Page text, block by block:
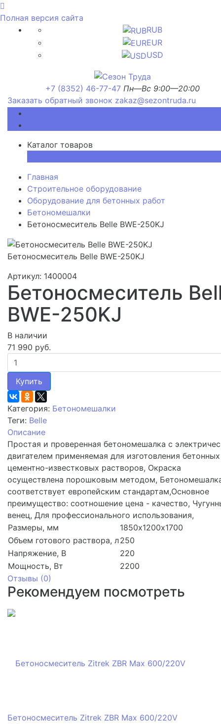
Полная версия сайта
RUB
EUR
USD
+7 (8352) 46-77-47 Пн—Вс 9:00—20:00
Заказать обратный звонок zakaz@sezontruda.ru
Каталог товаров
Главная
Строительное оборудование
Оборудование для бетонных работ
Бетономешалки
Бетоносмеситель Belle BWE-250KJ
Бетоносмеситель Belle BWE-250KJ
Артикул: 1400004
Бетоносмеситель
BWE-250KJ
В наличии
71 990 руб.
Купить
Категория: Бетономешалки
Теги: Belle
Описание
Простая и проверенная бетономешалка с
двигателем применяемая для изготовления
цементно-известковых растворов, Окраска
осуществлена порошковым методом,
соответствует европейским стандартам,Основное
преимущество: соотношение цена - качество,
венец, Для профессионального использования,
Размеры, мм
1850х1200х1700
Объем готового раствора, л250
Напряжение, В
220
Мощность, Вт
2200
Отзывы (0)
Рекомендуем посмотреть
Бетоносмеситель Zitrek ZBR Мах 600/220V